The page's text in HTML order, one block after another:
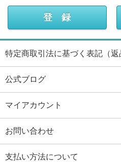
特定商取引法に基づく表記（返
公式ブログ
マイアカウント
お問い合わせ
支払い方法について